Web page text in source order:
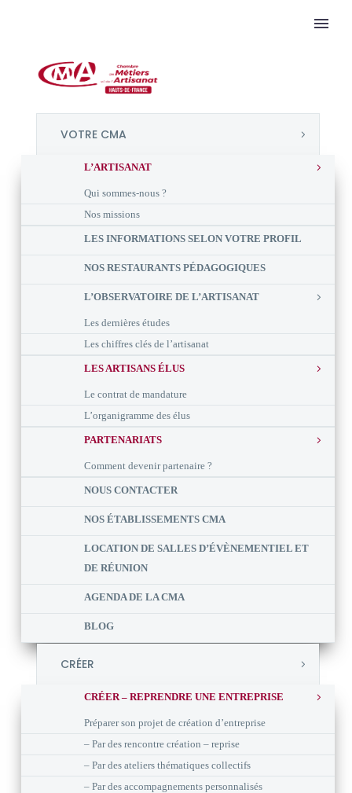
VOTRE CMA
L’ARTISANAT
Qui sommes-nous ?
Nos missions
LES INFORMATIONS SELON VOTRE PROFIL
NOS RESTAURANTS PÉDAGOGIQUES
L’OBSERVATOIRE DE L’ARTISANAT
Les dernières études
Les chiffres clés de l’artisanat
LES ARTISANS ÉLUS
Le contrat de mandature
L’organigramme des élus
PARTENARIATS
Comment devenir partenaire ?
NOUS CONTACTER
NOS ÉTABLISSEMENTS CMA
LOCATION DE SALLES D’ÉVÈNEMENTIEL ET
DE RÉUNION
AGENDA DE LA CMA
BLOG
CRÉER
CRÉER – REPRENDRE UNE ENTREPRISE
Préparer son projet de création d’entreprise
– Par des rencontre création – reprise
– Par des ateliers thématiques collectifs
– Par des accompagnements personnalisés